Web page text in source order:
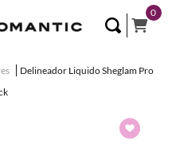
0
Delineador Liquido Sheglam Pro